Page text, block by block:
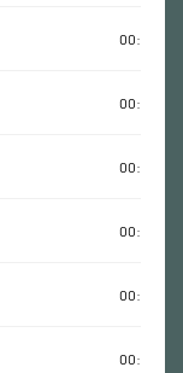
00:49:24
00:48:15
00:49:33
00:57:14
00:48:16
00:50:48